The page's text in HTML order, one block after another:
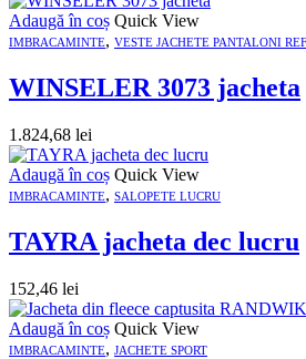
Adaugă în coș Quick View
IMBRACAMINTE, VESTE JACHETE PANTALONI
WINSELER 3073 jacheta
1.824,68 lei
Adaugă în coș Quick View
IMBRACAMINTE, SALOPETE LUCRU
TAYRA jacheta dec lucru
152,46 lei
Adaugă în coș Quick View
IMBRACAMINTE, JACHETE SPORT